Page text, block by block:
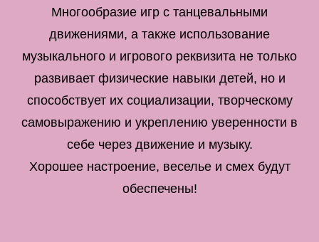
Многообразие игр с танцевальными
движениями, а также использование
музыкального и игрового реквизита не только
развивает физические навыки детей, но и
способствует их социализации, творческому
самовыражению и укреплению уверенности в
себе через движение и музыку.
Хорошее настроение, веселье и смех будут
обеспечены!